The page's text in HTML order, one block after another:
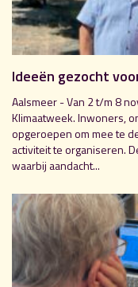
Ideeën gezocht
Aalsmeer - Van 2 t/m 8
Klimaatweek. Inwoners,
opgeroepen om mee te
activiteit te organiseren.
waarbij aandacht...